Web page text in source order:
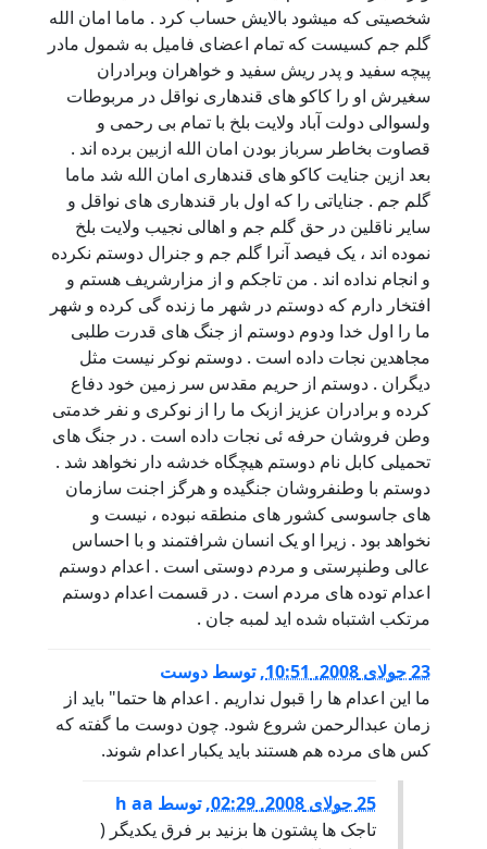
شخصیتی که میشود بالایش حساب کرد . ماما امان الله
گلم جم کسیست که تمام اعضای فامیل به شمول مادر
پیچه سفید و پدر ریش سفید و خواهران وبرادران
سغیرش او را کاکو های قندهاری نواقل در مربوطات
ولسوالی دولت آباد ولایت بلخ با تمام بی رحمی و
قصاوت بخاطر سرباز بودن امان الله ازبین برده اند .
بعد ازین جنایت کاکو های قندهاری امان الله شد ماما
گلم جم . جنایاتی را که اول بار قندهاری های نواقل و
سایر ناقلین در حق گلم جم و اهالی نجیب ولایت بلخ
نموده اند ، یک فیصد آنرا گلم جم و جنرال دوستم نکرده
و انجام نداده اند . من تاجکم و از مزارشریف هستم و
افتخار دارم که دوستم در شهر ما زنده گی کرده و شهر
ما را اول خدا ودوم دوستم از جنگ های قدرت طلبی
مجاهدین نجات داده است . دوستم نوکر نیست مثل
دیگران . دوستم از حریم مقدس سر زمین خود دفاع
کرده و برادران عزیز ازبک ما را از نوکری و نفر خدمتی
وطن فروشان حرفه ئی نجات داده است . در جنگ های
تحمیلی کابل نام دوستم هیچگاه خدشه دار نخواهد شد .
دوستم با وطنفروشان جنگیده و هرگز اجنت سازمان
های جاسوسی کشور های منطقه نبوده ، نیست و
نخواهد بود . زیرا او یک انسان شرافتمند و با احساس
عالی وطنپرستی و مردم دوستی است . اعدام دوستم
اعدام توده های مردم است . در قسمت اعدام دوستم
مرتکب اشتباه شده اید لمبه جان .
23 جولای 2008, 10:51 ,توسط دوست
ما این اعدام ها را قبول نداریم . اعدام ها حتما" باید از
زمان عبدالرحمن شروع شود. چون دوست ما گفته که
کس های مرده هم هستند باید یکبار اعدام شوند.
25 جولای 2008, 02:29 ,توسط h aa
تاجک ها پشتون ها بزنید بر فرق یکدیگر (